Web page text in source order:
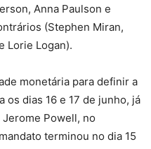
Anna Paulson e
(Stephen Miran,
Lorie Logan).
monetária para definir a
os dias 16 e 17 de junho, já
Powell, no
terminou no dia 15